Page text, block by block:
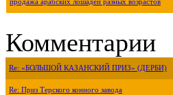
продажа арабских лошадей разных возрастов
Комментарии
Re: «БОЛЬШОЙ КАЗАНСКИЙ ПРИЗ» (ДЕРБИ)
Re: Приз Терского конного завода